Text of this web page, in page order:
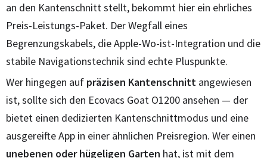
an den Kantenschnitt stellt, bekommt hier ein ehrliches
Preis-Leistungs-Paket. Der Wegfall eines
Begrenzungskabels, die Apple-Wo-ist-Integration und die
stabile Navigationstechnik sind echte Pluspunkte.
Wer hingegen auf präzisen Kantenschnitt angewiesen
ist, sollte sich den Ecovacs Goat O1200 ansehen — der
bietet einen dedizierten Kantenschnittmodus und eine
ausgereifte App in einer ähnlichen Preisregion. Wer einen
unebenen oder hügeligen Garten hat, ist mit dem